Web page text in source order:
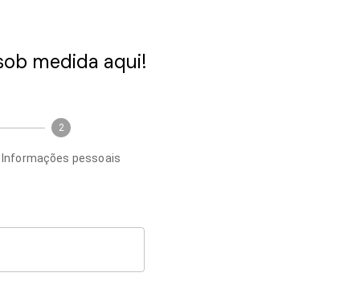
medida aqui!
2
Informações pessoais